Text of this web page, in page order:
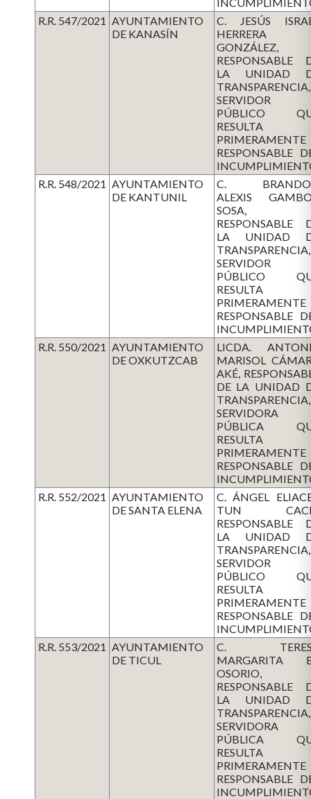
R.R. 547/2021 AYUNTAMIENTO
DE KANASÍN
C. JESÚS
HERRERA
GONZÁLEZ,
RESPONSABLE
LA UNIDAD
TRANSPARENCIA,
SERVIDOR
PÚBLICO
RESULTA
PRIMERAMENTE
RESPONSABLE
R.R. 548/2021 AYUNTAMIENTO
DE KANTUNIL
C.
ALEXIS
SOSA,
RESPONSABLE
LA UNIDAD
TRANSPARENCIA,
SERVIDOR
PÚBLICO
RESULTA
PRIMERAMENTE
RESPONSABLE
R.R. 550/2021 AYUNTAMIENTO
DE OXKUTZCAB
LICDA.
MARISOL
AKÉ,
DE LA UNIDAD
TRANSPARENCIA,
SERVIDORA
PÚBLICA
RESULTA
PRIMERAMENTE
RESPONSABLE
R.R. 552/2021 AYUNTAMIENTO
DE SANTA ELENA
C. ÁNGEL
TUN
RESPONSABLE
LA UNIDAD
TRANSPARENCIA,
SERVIDOR
PÚBLICO
RESULTA
PRIMERAMENTE
RESPONSABLE
R.R. 553/2021 AYUNTAMIENTO
DE TICUL
C.
MARGARITA
OSORIO,
RESPONSABLE
LA UNIDAD
TRANSPARENCIA,
SERVIDORA
PÚBLICA
RESULTA
PRIMERAMENTE
RESPONSABLE